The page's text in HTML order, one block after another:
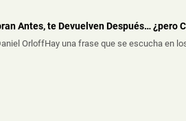
Antes, te Devuelven Después… ¿pero
OrloffHay una frase que se escucha en